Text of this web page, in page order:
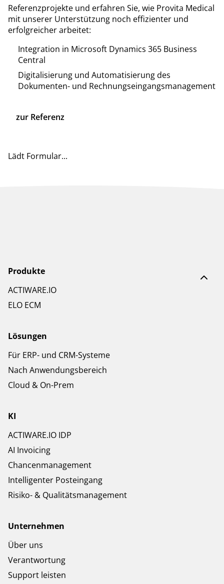
Referenzprojekte und erfahren Sie, wie Provita Medical
mit unserer Unterstützung noch effizienter und
erfolgreicher arbeitet:
Integration in Microsoft Dynamics 365 Business
Central
Digitalisierung und Automatisierung des
Dokumenten- und Rechnungseingangsmanagement
zur Referenz
Lädt Formular...
Produkte
ACTIWARE.IO
ELO ECM
Lösungen
Für ERP- und CRM-Systeme
Nach Anwendungsbereich
Cloud & On-Prem
KI
ACTIWARE.IO IDP
AI Invoicing
Chancenmanagement
Intelligenter Posteingang
Risiko- & Qualitätsmanagement
Unternehmen
Über uns
Verantwortung
Support leisten